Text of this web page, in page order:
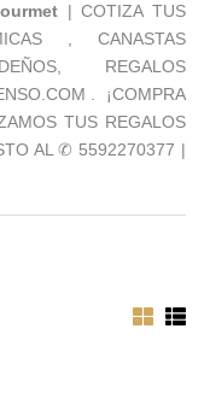
| COTIZA TUS
, CANASTAS
REGALOS
. ¡COMPRA
TUS REGALOS
AL ✆ 5592270377 |